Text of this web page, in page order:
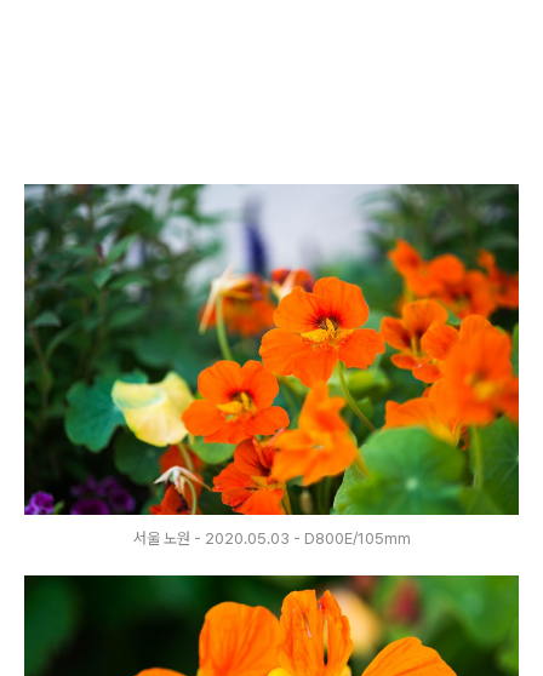
서울 노원 - 2020.05.03 - D800E/105mm